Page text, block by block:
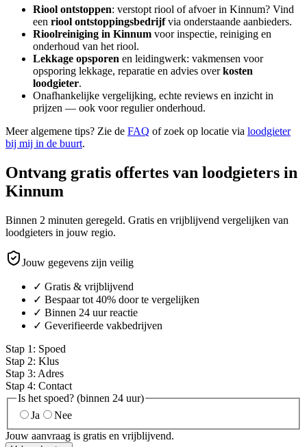
Riool ontstoppen: verstopt riool of afvoer in Kinnum? Vind
een riool ontstoppingsbedrijfvia onderstaande aanbieders.
Rioolreiniging in Kinnum voor inspectie, reiniging en
onderhoud van het riool.
Lekkage opsporen en leidingwerk: vakmensen voor
opsporing lekkage, reparatie en advies overkosten
loodgieter.
Onafhankelijke vergelijking, echte reviews en inzicht in
prijzen — ook voor regulier onderhoud.
Meer algemene tips? Zie de FAQ of zoek op locatie via loodgieter
bij mij in de buurt.
Ontvang gratis offertes van loodgieters in
Kinnum
Binnen 2 minuten geregeld. Gratis en vrijblijvend vergelijken van
loodgieters in jouw regio.
Jouw gegevens zijn veilig
✓ Gratis & vrijblijvend
✓ Bespaar tot 40% door te vergelijken
✓ Binnen 24 uur reactie
✓ Geverifieerde vakbedrijven
Stap 1 : Spoed
Stap 2: Klus
Stap 3: Adres
Stap 4: Contact
Is het spoed? (binnen 24 uur)
Ja
Nee
Jouw aanvraag is gratis en vrijblijvend.